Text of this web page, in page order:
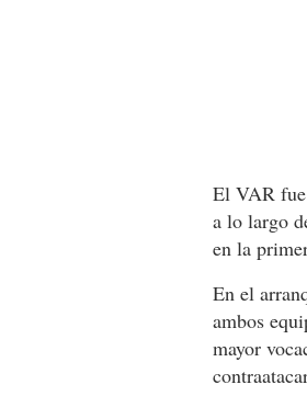
El VAR
a lo largo
en la
En el
ambos
mayor